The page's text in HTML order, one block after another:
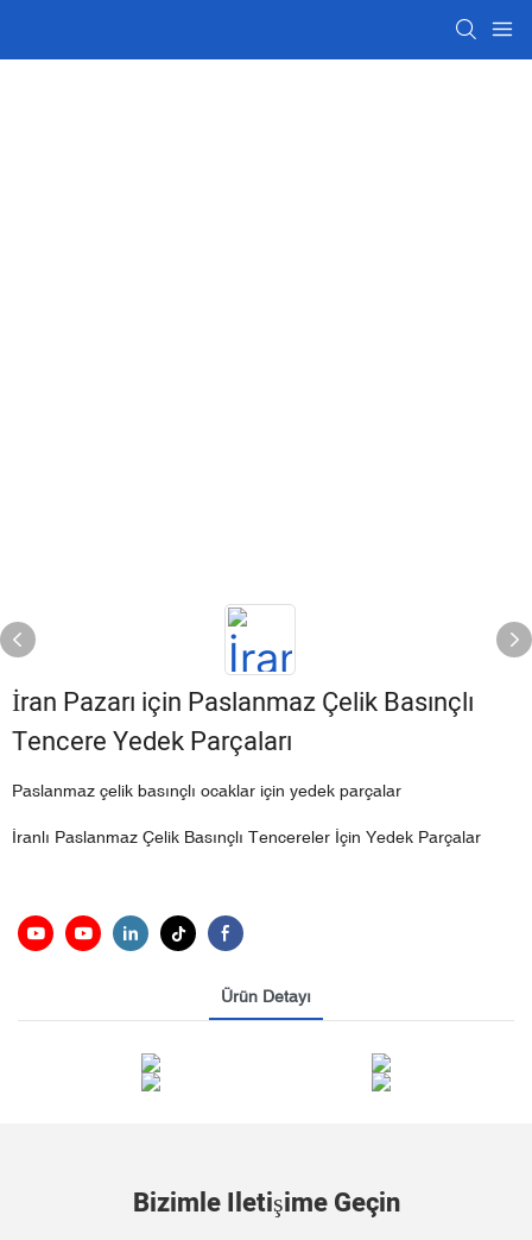
İran Pazarı için Paslanmaz Çelik Basınçlı
Tencere Yedek Parçaları
Paslanmaz çelik basınçlı ocaklar için yedek parçalar
İranlı Paslanmaz Çelik Basınçlı Tencereler İçin Yedek Parçalar
Ürün Detayı
Bizimle Iletişime Geçin